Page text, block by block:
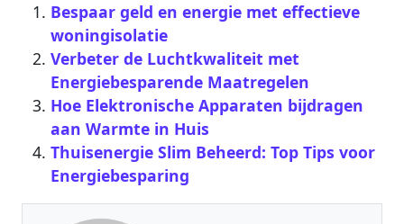
Bespaar geld en energie met effectieve
woningisolatie
Verbeter de Luchtkwaliteit met
Energiebesparende Maatregelen
Hoe Elektronische Apparaten bijdragen
aan Warmte in Huis
Thuisenergie Slim Beheerd: Top Tips voor
Energiebesparing